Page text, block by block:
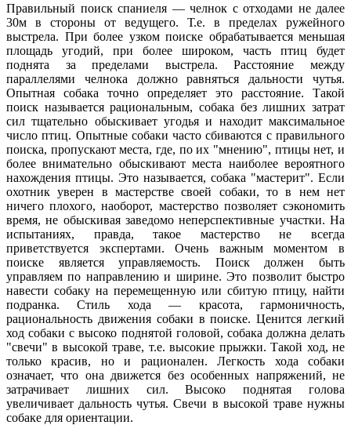
Правильный поиск спаниеля — челнок с отходами не далее
30м в стороны от ведущего. Т.е. в пределах ружейного
выстрела. При более узком поиске обрабатывается меньшая
площадь угодий, при более широком, часть птиц будет
поднята за пределами выстрела. Расстояние между
параллелями челнока должно равняться дальности чутья.
Опытная собака точно определяет это расстояние. Такой
поиск называется рациональным, собака без лишних затрат
сил тщательно обыскивает угодья и находит максимальное
число птиц. Опытные собаки часто сбиваются с правильного
поиска, пропускают места, где, по их "мнению", птицы нет, и
более внимательно обыскивают места наиболее вероятного
нахождения птицы. Это называется, собака "мастерит". Если
охотник уверен в мастерстве своей собаки, то в нем нет
ничего плохого, наоборот, мастерство позволяет сэкономить
время, не обыскивая заведомо неперспективные участки. На
испытаниях, правда, такое мастерство не всегда
приветствуется экспертами. Очень важным моментом в
поиске является управляемость. Поиск должен быть
управляем по направлению и ширине. Это позволит быстро
навести собаку на перемещенную или сбитую птицу, найти
подранка. Стиль хода — красота, гармоничность,
рациональность движения собаки в поиске. Ценится легкий
ход собаки с высоко поднятой головой, собака должна делать
"свечи" в высокой траве, т.е. высокие прыжки. Такой ход, не
только красив, но и рационален. Легкость хода собаки
означает, что она движется без особенных напряжений, не
затрачивает лишних сил. Высоко поднятая голова
увеличивает дальность чутья. Свечи в высокой траве нужны
собаке для ориентации.